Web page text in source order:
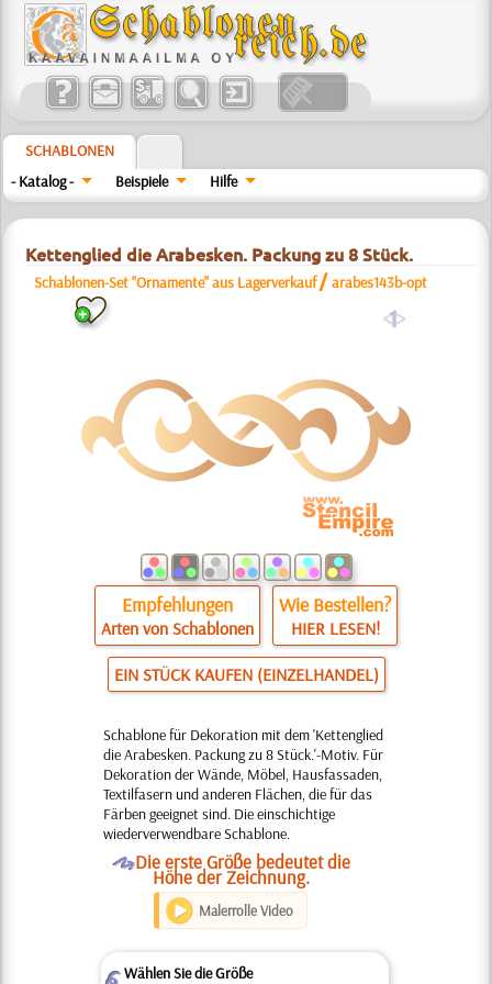
SCHABLONEN
- Katalog -
Beispiele Hilfe
Kettenglied die Arabesken. Packung zu 8 Stück.
Schablonen-Set "Ornamente" aus Lagerverkauf /arabes143b-opt
a
Empfehlungen
Arten von Schablonen
Wie Bestellen?
HIER LESEN!
EIN STÜCK KAUFEN (EINZELHANDEL)
Schablone für Dekoration mit dem 'Kettenglied
die Arabesken. Packung zu 8 Stück.'-Motiv. Für
Dekoration der Wände, Möbel, Hausfassaden,
Textilfasern und anderen Flächen, die für das
Färben geeignet sind. Die einschichtige
wiederverwendbare Schablone.
ODie erste Größe bedeutet die
Höhe der Zeichnung.
Malerrolle Video
Wählen Sie die Größe